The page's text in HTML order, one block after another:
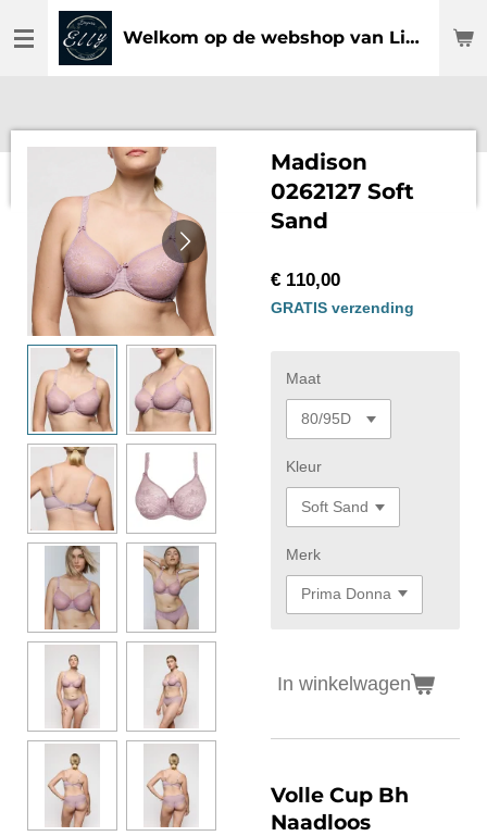
direct
Welkom op de webshop van Lingerie Elly
Madison
0262127 Soft
Sand
€ 110,00
GRATIS verzending
Maat
Kleur
Merk
In winkelwagen
Volle Cup Bh
Naadloos